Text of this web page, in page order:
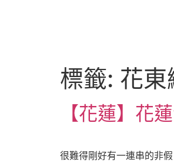
標籤: 花東
【花蓮】花
很難得剛好有一連串的非